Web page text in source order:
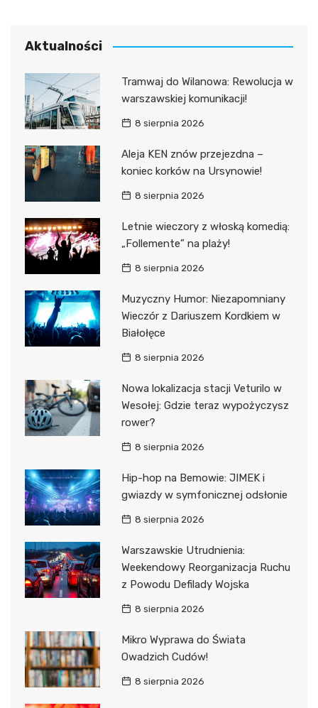
Aktualności
Tramwaj do Wilanowa: Rewolucja w
warszawskiej komunikacji!
8 sierpnia 2026
Aleja KEN znów przejezdna –
koniec korków na Ursynowie!
8 sierpnia 2026
Letnie wieczory z włoską komedią:
„Follemente” na plaży!
8 sierpnia 2026
Muzyczny Humor: Niezapomniany
Wieczór z Dariuszem Kordkiem w
Białołęce
8 sierpnia 2026
Nowa lokalizacja stacji Veturilo w
Wesołej: Gdzie teraz wypożyczysz
rower?
8 sierpnia 2026
Hip-hop na Bemowie: JIMEK i
gwiazdy w symfonicznej odsłonie
8 sierpnia 2026
Warszawskie Utrudnienia:
Weekendowy Reorganizacja Ruchu
z Powodu Defilady Wojska
8 sierpnia 2026
Mikro Wyprawa do Świata
Owadzich Cudów!
8 sierpnia 2026